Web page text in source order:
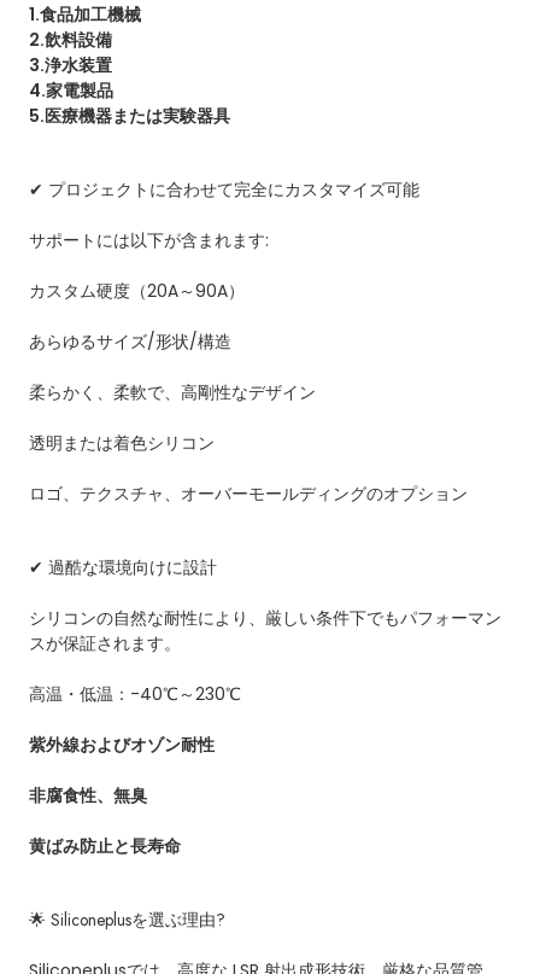
1.食品加工機械
2.飲料設備
3.浄水装置
4.家電製品
5.医療機器または実験器具
✔ プロジェクトに合わせて完全にカスタマイズ可能
サポートには以下が含まれます:
カスタム硬度（20A～90A）
あらゆるサイズ/形状/構造
柔らかく、柔軟で、高剛性なデザイン
透明または着色シリコン
ロゴ、テクスチャ、オーバーモールディングのオプション
✔ 過酷な環境向けに設計
シリコンの自然な耐性により、厳しい条件下でもパフォーマン
スが保証されます。
高温・低温：-40℃～230℃
紫外線およびオゾン耐性
非腐食性、無臭
黄ばみ防止と長寿命
🌟Siliconeplusを選ぶ理由?